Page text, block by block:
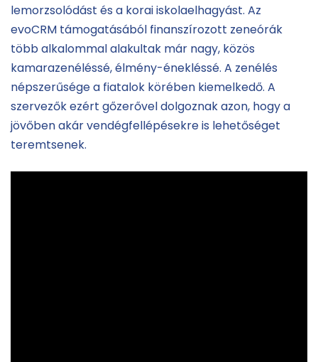
lemorzsolódást és a korai iskolaelhagyást. Az
evoCRM támogatásából finanszírozott zeneórák
több alkalommal alakultak már nagy, közös
kamarazenéléssé, élmény-énekléssé. A zenélés
népszerűsége a fiatalok körében kiemelkedő. A
szervezők ezért gőzerővel dolgoznak azon, hogy a
jövőben akár vendégfellépésekre is lehetőséget
teremtsenek.